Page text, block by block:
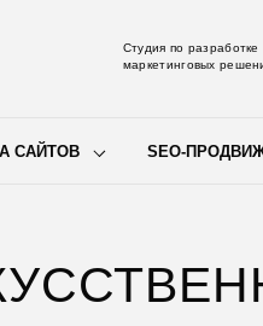
Студия по разработке
маркетинговых
САЙТОВ SEO-